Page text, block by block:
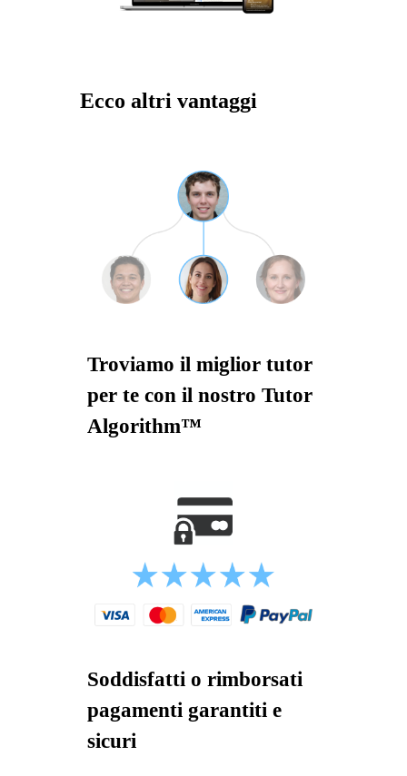
Ecco altri vantaggi
Troviamo il miglior tutor
per te con il nostro Tutor
Algorithm™
Soddisfatti o rimborsati
pagamenti garantiti e
sicuri